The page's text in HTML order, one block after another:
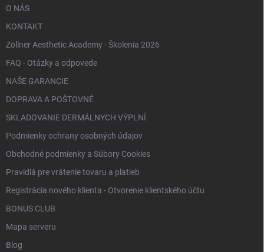
O NÁS
KONTAKT
Zöllner Aesthetic Academy - Školenia 2026
FAQ - Otázky a odpovede
NAŠE GARANCIE
DOPRAVA A POŠTOVNÉ
SKLADOVANIE DERMÁLNYCH VÝPLNÍ
Podmienky ochrany osobných údajov
Obchodné podmienky a Súbory Cookies
Pravidlá pre vrátenie tovaru a platieb
Registrácia nového klienta - Otvorenie klientského účtu
BONUS CLUB
Mapa serveru
Blog